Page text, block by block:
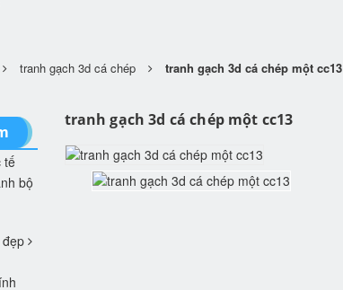
tranh gạch 3d cá chép tranh gạch 3d cá chép một cc13
tranh gạch 3d cá chép một cc13
tế
bộ